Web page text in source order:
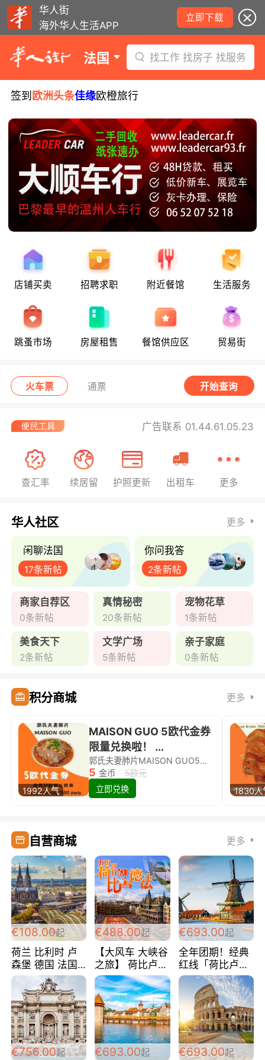
华人街
海外华人生活APP
立即下载
法国 找工作 找房子 找服务
签到 欧洲头条佳缘欧橙旅行
店铺买卖 招聘求职 附近餐馆 生活服务
跳蚤市场 房屋租售 餐馆供应区 贸易街
火车票 通票 开始查询
广告联系 01.44.61.05.23
查汇率 续居留 护照更新 出租车 更多
华人社区 更多
闲聊法国
17条新帖
你问我答
2条新帖
商家自荐区
0条新帖
真情秘密
20条新帖
宠物花草
1条新帖
美食天下
2条新帖
文学广场
5条新帖
亲子家庭
0条新帖
积分商城 更多
1992人气
MAISON GUO 5欧代金券
限量兑换啦！ ...
郭氏夫妻肺片MAISON GUO5欧代金券限量兑换啦！
5 金币
5欧元
立即兑换
1830人
自营商城 更多
€108.00起
荷兰 比利时 卢
森堡 德国 法国
超爽玩遍西欧 循
环线 全程四星宾
馆 108欧/人/天
€488.00起
【大风车 大峡谷
之旅】 荷比卢德
法 巴黎上下 经
典五国四日游
488欧/人
€693.00起
全年团期！经典
红线「荷比卢德
法」七天循环 五
国 仅售99欧/人/
天！巴黎上下！
包拼房~
€756.00起 €693.00起 €693.00起